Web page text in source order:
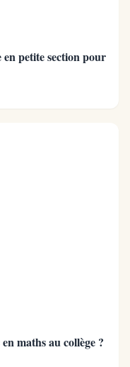
petite section pour
maths au collège ?